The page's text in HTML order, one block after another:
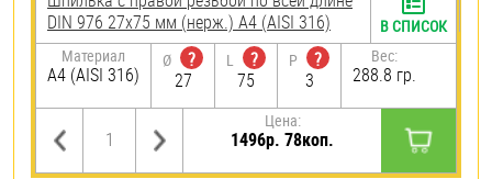
DIN 976 27х75 мм (нерж.) A4 (AISI 316)
Материал
A4 (AISI 316)
Ø
?
27
L
?
75
P
?
3
Вес:
288.8 гр.
Цена:
1496р. 78коп.
В СПИСОК